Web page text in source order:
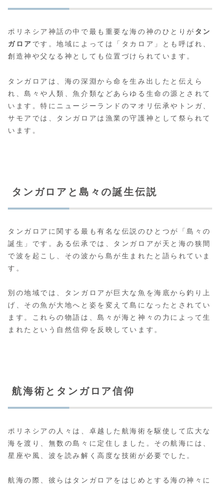
ポリネシア神話の中で最も重要な海の神のひとりが タン
ガロア です。地域によっては「タカロア」とも呼ばれ、
創造神や父なる神としても位置づけられています。
タンガロアは、海の深淵から命を生み出したと伝えら
れ、島々や人類、魚介類などあらゆる生命の源とされて
います。特にニュージーランドのマオリ伝承やトンガ、
サモアでは、タンガロアは漁業の守護神として祭られて
います。
タンガロアと島々の誕生伝説
タンガロアに関する最も有名な伝説のひとつが「島々の
誕生」です。ある伝承では、タンガロアが天と海の狭間
で波を起こし、その波から島が生まれたと語られていま
す。
別の地域では、タンガロアが巨大な魚を海底から釣り上
げ、その魚が大地へと姿を変えて島になったとされてい
ます。これらの物語は、島々が海と神々の力によって生
まれたという自然信仰を反映しています。
航海術とタンガロア信仰
ポリネシアの人々は、卓越した航海術を駆使して広大な
海を渡り、無数の島々に定住しました。その航海には、
星座や風、波を読み解く高度な技術が必要でした。
航海の際、彼らはタンガロアをはじめとする海の神々に